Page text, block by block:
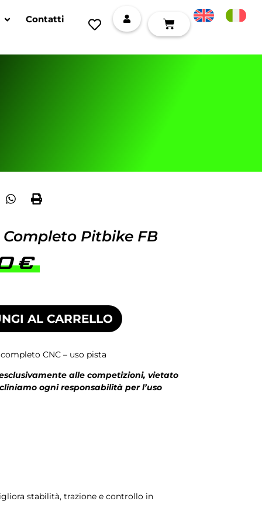
Contatti
Pitbike FB
€
AL CARRELLO
CNC – uso pista
alle competizioni, vietato
ogni responsabilità per l’uso
stabilità, trazione e controllo in